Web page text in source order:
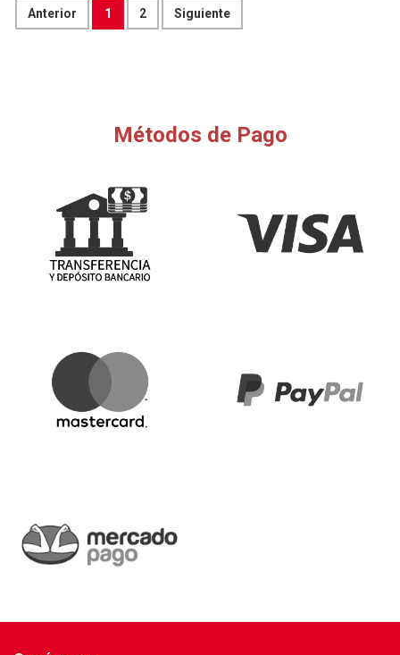
Anterior 1 2 Siguiente
Métodos de Pago